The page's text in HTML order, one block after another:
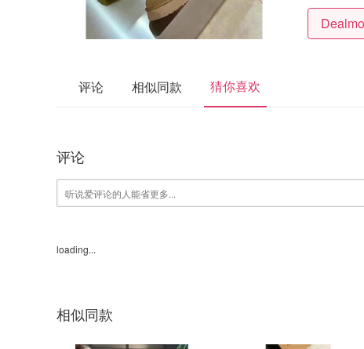
评论 相似同款 猜你喜欢
评论
loading...
相似同款